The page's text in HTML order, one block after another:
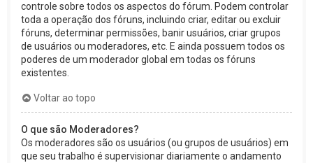
controle sobre todos os aspectos do fórum. Podem controlar
toda a operação dos fóruns, incluindo criar, editar ou excluir
fóruns, determinar permissões, banir usuários, criar grupos
de usuários ou moderadores, etc. E ainda possuem todos os
poderes de um moderador global em todas os fóruns
existentes.
Voltar ao topo
O que são Moderadores?
Os moderadores são os usuários (ou grupos de usuários) em
que seu trabalho é supervisionar diariamente o andamento